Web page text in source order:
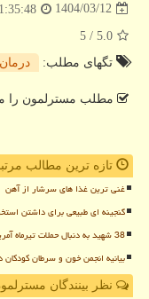
1404/03/12
5.0
/ 5
تگهای مطلب:
درمان
مطلب مسترلمون را
تازه ترین مطالب
غنی ترین غذا های سرشار از آهن
گنجینه ای طبیعی برای داشتن
38 شهید به دنبال حملات تیرماه آمریکا به ایران
بیانیه انجمن خون و سرطان
نظر بینندگان